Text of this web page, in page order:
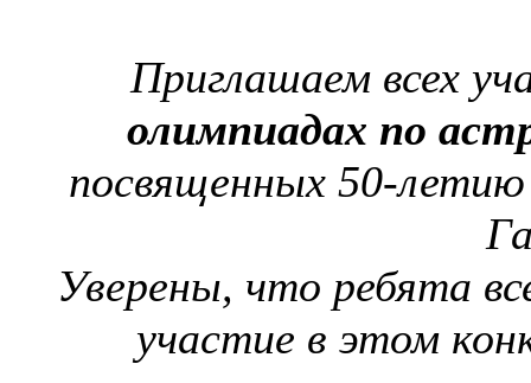
Приглашаем всех
олимпиадах по
посвященных 50-
Уверены, что ребята
участие в этом